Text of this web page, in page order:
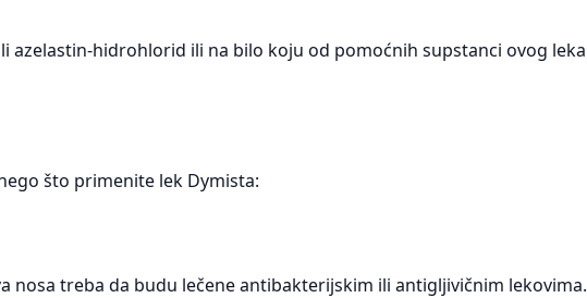
hidrohlorid ili na bilo koju od pomoćnih supstanci ovog leka
što primenite lek Dymista:
nosa treba da budu lečene antibakterijskim ili antigljivičnim lekovima.